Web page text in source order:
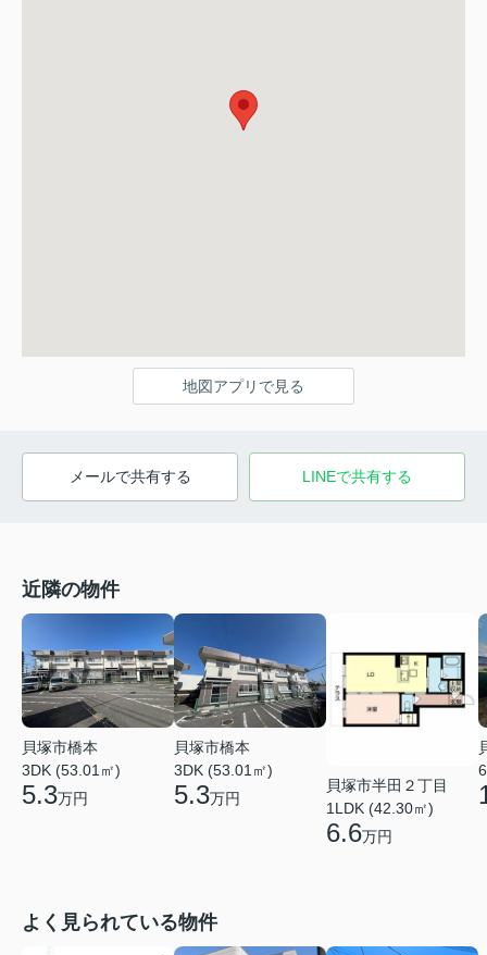
地図アプリで見る
メールで共有する LINEで共有する
近隣の物件
貝塚市橋本
3DK (53.01㎡)
5.3万円
貝塚市橋本
3DK (53.01㎡)
5.3万円
貝塚市半田２丁目
1LDK (42.30㎡)
6.6万円
よく見られている物件